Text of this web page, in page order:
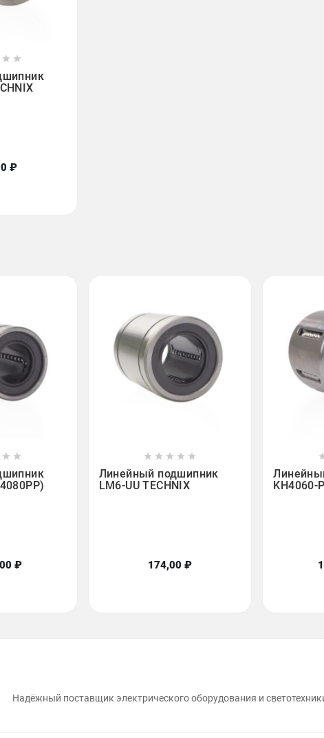
 
₽
 
₽
    
Линейный подшипник
LM6-UU TECHNIX
174,00 ₽
KH4060-
Надёжный поставщик электрического оборудования и